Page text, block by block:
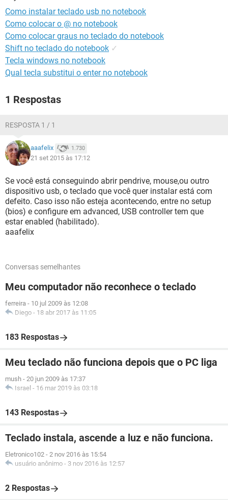
GUIA DE COMPRAS
Como instalar teclado usb no notebook
Como colocar o @ no notebook
Como colocar graus no teclado do notebook
Shift no teclado do notebook ✓
Tecla windows no notebook
Qual tecla substitui o enter no notebook
1 Respostas
RESPOSTA 1 / 1
aaafelix 1.730
21 set 2015 às 17:12
Se você está conseguindo abrir pendrive, mouse,ou outro
dispositivo usb, o teclado que você quer instalar está com
defeito. Caso isso não esteja acontecendo, entre no setup
(bios) e configure em advanced, USB controller tem que
estar enabled (habilitado).
aaafelix
Conversas semelhantes
Meu computador não reconhece o teclado
ferreira - 10 jul 2009 às 12:08
Diego - 18 abr 2017 às 11:05
183 Respostas
Meu teclado não funciona depois que o PC liga
mush - 20 jun 2009 às 17:37
Israel - 16 mar 2019 às 03:18
143 Respostas
Teclado instala, ascende a luz e não funciona.
Eletronico102 - 2 nov 2016 às 15:54
usuário anônimo - 3 nov 2016 às 12:57
2 Respostas